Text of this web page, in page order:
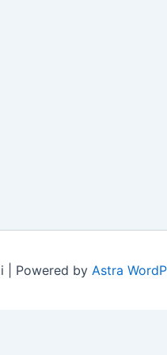
| Powered by Astra